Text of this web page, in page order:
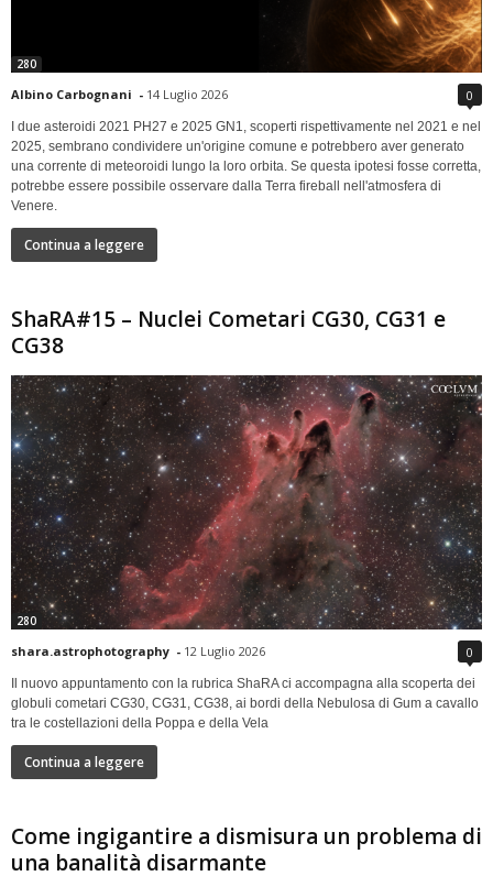
280
Albino Carbognani - 14 Luglio 2026 0
I due asteroidi 2021 PH27 e 2025 GN1, scoperti rispettivamente nel 2021 e nel
2025, sembrano condividere un'origine comune e potrebbero aver generato
una corrente di meteoroidi lungo la loro orbita. Se questa ipotesi fosse corretta,
potrebbe essere possibile osservare dalla Terra fireball nell'atmosfera di
Venere.
Continua a leggere
ShaRA#15 – Nuclei Cometari CG30, CG31 e
CG38
280
shara.astrophotography - 12 Luglio 2026 0
Il nuovo appuntamento con la rubrica ShaRA ci accompagna alla scoperta dei
globuli cometari CG30, CG31, CG38, ai bordi della Nebulosa di Gum a cavallo
tra le costellazioni della Poppa e della Vela
Continua a leggere
Come ingigantire a dismisura un problema di
una banalità disarmante